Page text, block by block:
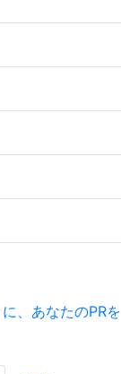
、あなたのPRを